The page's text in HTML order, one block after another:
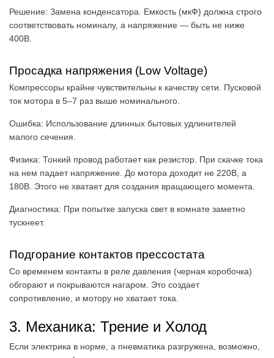
Решение: Замена конденсатора. Емкость (мкФ) должна строго
соответствовать номиналу, а напряжение — быть не ниже
400В.
Просадка напряжения (Low Voltage)
Компрессоры крайне чувствительны к качеству сети. Пусковой
ток мотора в 5–7 раз выше номинального.
Ошибка: Использование длинных бытовых удлинителей
малого сечения.
Физика: Тонкий провод работает как резистор. При скачке тока
на нем падает напряжение. До мотора доходит не 220В, а
180В. Этого не хватает для создания вращающего момента.
Диагностика: При попытке запуска свет в комнате заметно
тускнеет.
Подгорание контактов прессостата
Со временем контакты в реле давления (черная коробочка)
обгорают и покрываются нагаром. Это создает
сопротивление, и мотору не хватает тока.
3. Механика: Трение и Холод
Если электрика в норме, а пневматика разгружена, возможно,